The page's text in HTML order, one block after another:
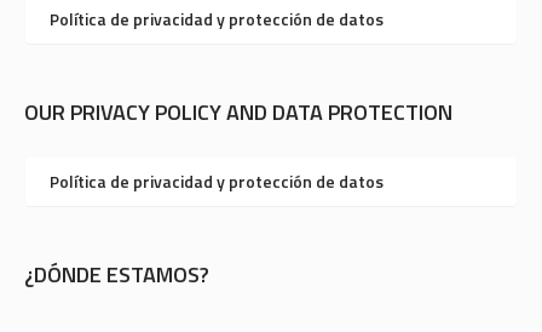
Política de privacidad y protección de datos
OUR PRIVACY POLICY AND DATA PROTECTION
Política de privacidad y protección de datos
¿DÓNDE ESTAMOS?